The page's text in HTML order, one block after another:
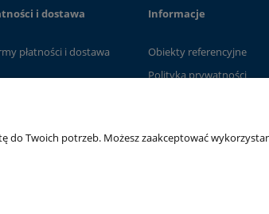
i dostawa
płatności i dostawa
Informacje
Obiekty referencyjne
Polityka prywatności
Twoich potrzeb. Możesz zaakceptować